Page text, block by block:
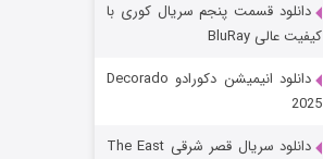
رویایی برای تو
دانلود قسمت پنجم سریال کوری با
کیفیت عالی BluRay
دانلود انیمیشن دکورادو Decorado
2025
دانلود سریال قصر شرقی The East